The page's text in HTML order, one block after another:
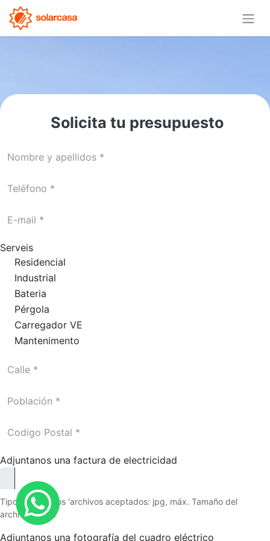
Solicita tu presupuesto
Serveis
Residencial
Industrial
Bateria
Pérgola
Carregador VE
Mantenimento
Adjuntanos una factura de electricidad
Tipo de archivos 'archivos aceptados: jpg, máx. Tamaño del
archivo: 2 MB.
Adjuntanos una fotografía del cuadro eléctrico